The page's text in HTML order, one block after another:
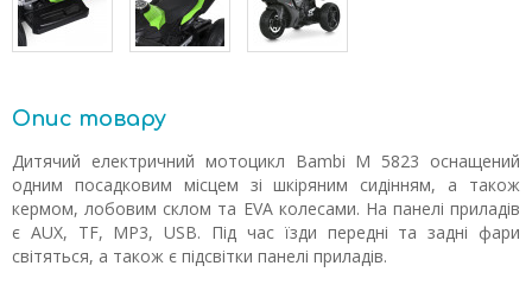
Опис товару
Дитячий електричний мотоцикл Bambi M 5823 оснащений
одним посадковим місцем зі шкіряним сидінням, а також
кермом, лобовим склом та EVA колесами. На панелі приладів
є AUX, TF, MP3, USB. Під час їзди передні та задні фари
світяться, а також є підсвітки панелі приладів.